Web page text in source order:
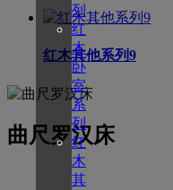
列
红
木
卧
室
系
列
红
木
其
红木其他系列9
曲尺罗汉床